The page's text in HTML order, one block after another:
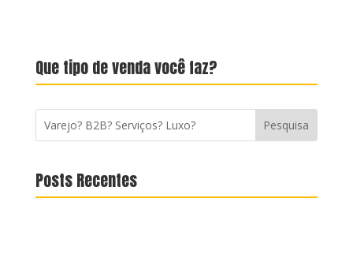
Que tipo de venda você faz?
Posts Recentes